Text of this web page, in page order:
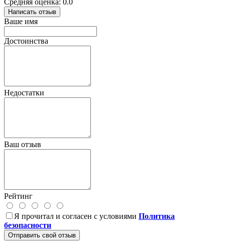
Средняя оценка: 0.0
Написать отзыв
Ваше имя
Достоинства
Недостатки
Ваш отзыв
Рейтинг
Я прочитал и согласен с условиями Политика
безопасности
Отправить свой отзыв